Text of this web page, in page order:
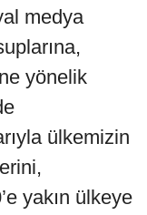
medya
yönelik
ülkemizin
yakın ülkeye